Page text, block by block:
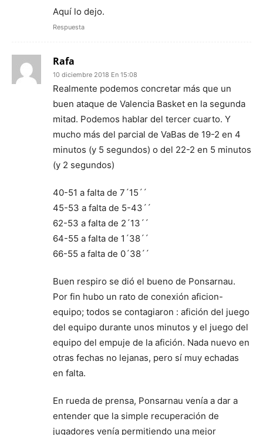
Aquí lo dejo.
Respuesta
Rafa
10 diciembre 2018 En 15:08
Realmente podemos concretar más que un
buen ataque de Valencia Basket en la segunda
mitad. Podemos hablar del tercer cuarto. Y
mucho más del parcial de VaBas de 19-2 en 4
minutos (y 5 segundos) o del 22-2 en 5 minutos
(y 2 segundos)
40-51 a falta de 7´15´´
45-53 a falta de 5-43´´
62-53 a falta de 2´13´´
64-55 a falta de 1´38´´
66-55 a falta de 0´38´´
Buen respiro se dió el bueno de Ponsarnau.
Por fin hubo un rato de conexión aficion-
equipo; todos se contagiaron : afición del juego
del equipo durante unos minutos y el juego del
equipo del empuje de la afición. Nada nuevo en
otras fechas no lejanas, pero sí muy echadas
en falta.
En rueda de prensa, Ponsarnau venía a dar a
entender que la simple recuperación de
jugadores venía permitiendo una mejor